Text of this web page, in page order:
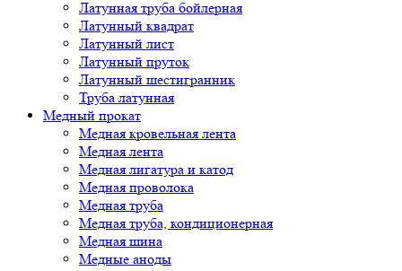
Латунная труба бойлерная
Латунный квадрат
Латунный лист
Латунный пруток
Латунный шестигранник
Труба латунная
Медный прокат
Медная кровельная лента
Медная лента
Медная лигатура и катод
Медная проволока
Медная труба
Медная труба, кондиционерная
Медная шина
Медные аноды